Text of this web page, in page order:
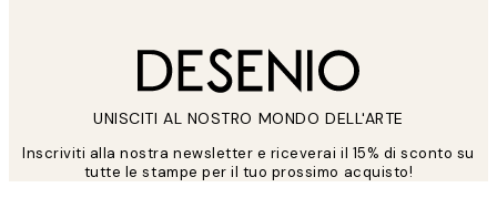
UNISCITI AL NOSTRO MONDO DELL'ARTE
Inscriviti alla nostra newsletter e riceverai il 15% di sconto su
tutte le stampe per il tuo prossimo acquisto!